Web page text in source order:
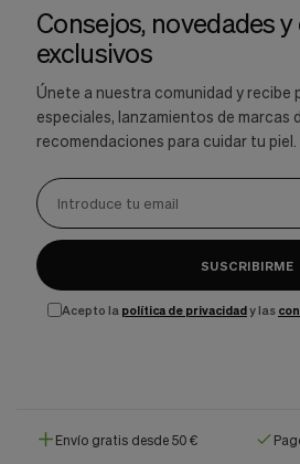
Consejos, novedades
exclusivos
Únete a nuestra comunidad y recibe
especiales, lanzamientos de marcas
recomendaciones para cuidar tu piel.
SUSCRIBIRME
Acepto la política de privacidady las
Envío gratis desde 50 €